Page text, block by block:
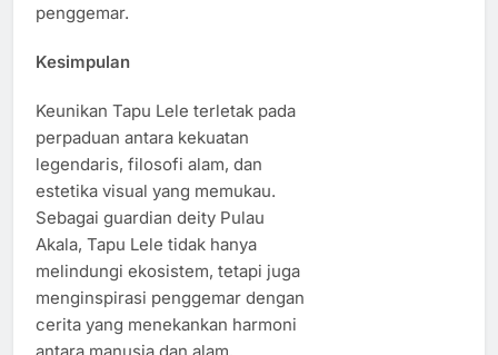
penggemar.
Kesimpulan
Keunikan Tapu Lele terletak pada
perpaduan antara kekuatan
legendaris, filosofi alam, dan
estetika visual yang memukau.
Sebagai guardian deity Pulau
Akala, Tapu Lele tidak hanya
melindungi ekosistem, tetapi juga
menginspirasi penggemar dengan
cerita yang menekankan harmoni